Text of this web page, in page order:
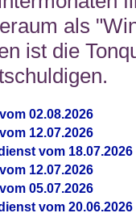
als
ist die
02.08.2026
12.07.2026
vom 18.07.2026
12.07.2026
05.07.2026
vom 20.06.2026